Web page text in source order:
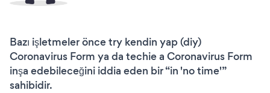
Bazı işletmeler önce try kendin yap (diy)
Coronavirus Form ya da techie a Coronavirus Form
inşa edebileceğini iddia eden bir “in 'no time'”
sahibidir.